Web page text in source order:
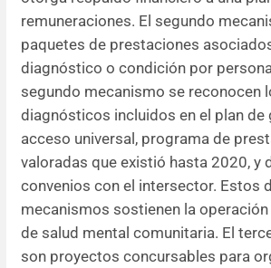
remuneraciones. El segundo
paquetes de prestaciones
diagnóstico o condición por
segundo mecanismo se reconocen
diagnósticos incluidos en el plan de
acceso universal, programa de
valoradas que existió hasta 2020, y
convenios con el intersector. Estos
mecanismos sostienen la
de salud mental comunitaria. El
son proyectos concursables para